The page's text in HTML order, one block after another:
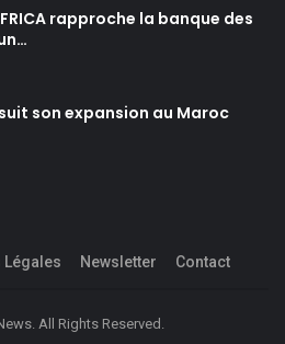
rapproche la banque des
son expansion au Maroc
Légales Newsletter Contact
All Rights Reserved.